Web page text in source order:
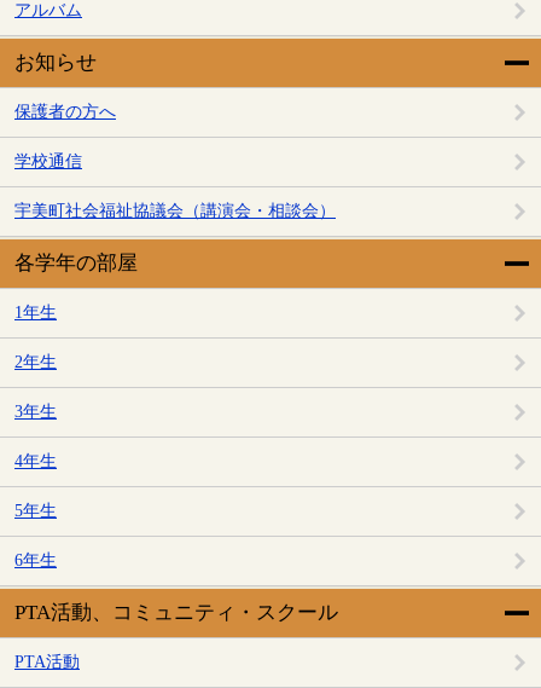
アルバム
お知らせ
保護者の方へ
学校通信
宇美町社会福祉協議会（講演会・相談会）
各学年の部屋
1年生
2年生
3年生
4年生
5年生
6年生
PTA活動、コミュニティ・スクール
PTA活動